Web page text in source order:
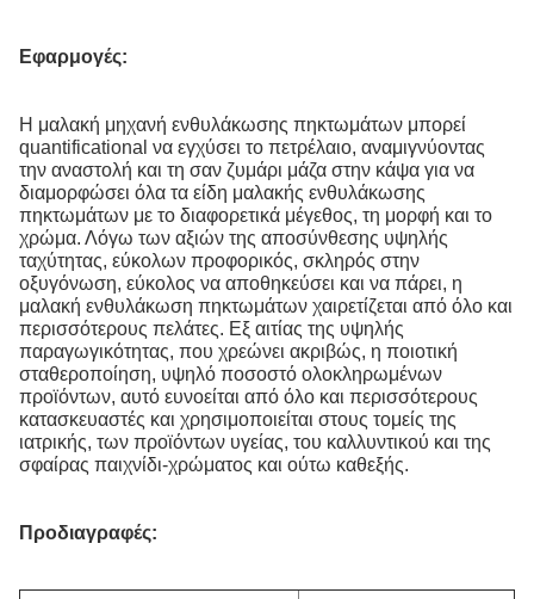
Εφαρμογές:
Η μαλακή μηχανή ενθυλάκωσης πηκτωμάτων μπορεί
quantificational να εγχύσει το πετρέλαιο, αναμιγνύοντας
την αναστολή και τη σαν ζυμάρι μάζα στην κάψα για να
διαμορφώσει όλα τα είδη μαλακής ενθυλάκωσης
πηκτωμάτων με το διαφορετικά μέγεθος, τη μορφή και το
χρώμα. Λόγω των αξιών της αποσύνθεσης υψηλής
ταχύτητας, εύκολων προφορικός, σκληρός στην
οξυγόνωση, εύκολος να αποθηκεύσει και να πάρει, η
μαλακή ενθυλάκωση πηκτωμάτων χαιρετίζεται από όλο και
περισσότερους πελάτες. Εξ αιτίας της υψηλής
παραγωγικότητας, που χρεώνει ακριβώς, η ποιοτική
σταθεροποίηση, υψηλό ποσοστό ολοκληρωμένων
προϊόντων, αυτό ευνοείται από όλο και περισσότερους
κατασκευαστές και χρησιμοποιείται στους τομείς της
ιατρικής, των προϊόντων υγείας, του καλλυντικού και της
σφαίρας παιχνίδι-χρώματος και ούτω καθεξής.
Προδιαγραφές: